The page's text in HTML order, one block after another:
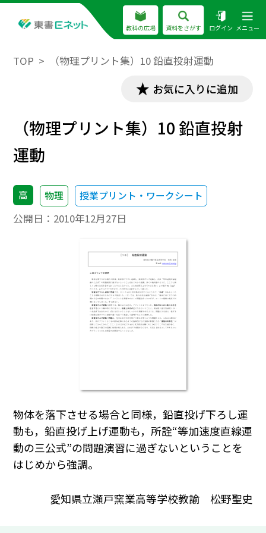
教科の広場 資料をさがす ログイン メニュー
TOP （物理プリント集）10 鉛直投射運動
お気に入りに追加
（物理プリント集）10 鉛直投射
運動
高 物理 授業プリント・ワークシート
公開日： 2010年12月27日
物体を落下させる場合と同様，鉛直投げ下ろし運
動も，鉛直投げ上げ運動も，所詮“等加速度直線運
動の三公式”の問題演習に過ぎないということを
はじめから強調。
愛知県立瀬戸窯業高等学校教諭 松野聖史